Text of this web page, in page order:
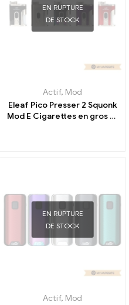
E-cigarettes jetables
EN RUPTURE
DE STOCK
Actif, Mod
Eleaf Pico Presser 2 Squonk
Mod E Cigarettes en gros 丨
EN RUPTURE
DE STOCK
Actif, Mod